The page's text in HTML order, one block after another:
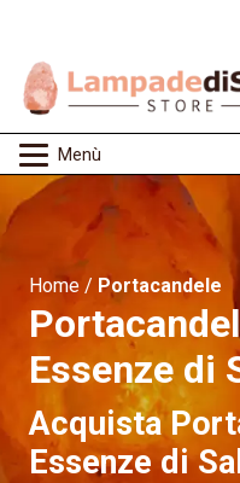
Menù
Home / Portacandele
Essenze di
Acquista
Essenze di